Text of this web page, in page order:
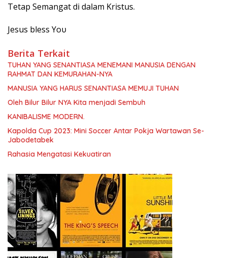
Tetap Semangat di dalam Kristus.
Jesus bless Yoυ
Berita Terkait
TUHAN YANG SENANTIASA MENEMANI MANUSIA DENGAN
RAHMAT DAN KEMURAHAN-NYA
MANUSIA YANG HARUS SENANTIASA MEMUJI TUHAN
Oleh Bilur Bilur NYA Kita menjadi Sembuh
KANIBALISME MODERN.
Kapolda Cup 2023: Mini Soccer Antar Pokja Wartawan Se-
Jabodetabek
Rahasia Mengatasi Kekuatiran